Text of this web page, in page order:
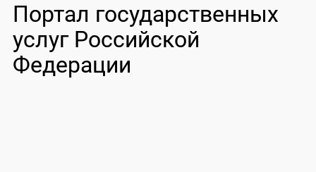
Портал государственных
услуг Российской
Федерации